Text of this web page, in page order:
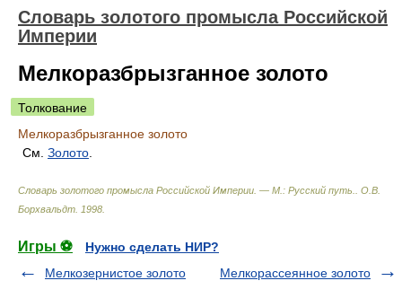
Словарь золотого промысла Российской
Империи
Мелкоразбрызганное золото
Толкование
Мелкоразбрызганное золото
См. Золото
Словарь золотого промысла Российской Империи. — М.: Русский путь.
О.В.
Борхвальдт 1998
Игры ⚽
Нужно сделать НИР?
Мелкозернистое золото
Мелкорассеянное золото